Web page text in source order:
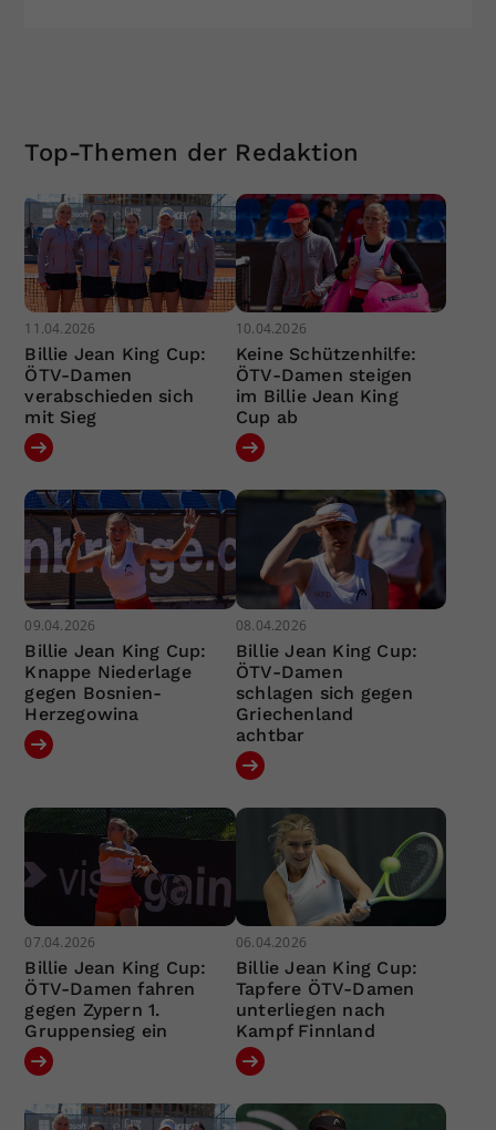
Top-Themen der Redaktion
11.04.2026
Billie Jean King Cup:
ÖTV-Damen
verabschieden sich
mit Sieg
10.04.2026
Keine Schützenhilfe:
ÖTV-Damen steigen
im Billie Jean King
Cup ab
09.04.2026
Billie Jean King Cup:
Knappe Niederlage
gegen Bosnien-
Herzegowina
08.04.2026
Billie Jean King Cup:
ÖTV-Damen
schlagen sich gegen
Griechenland
achtbar
07.04.2026
Billie Jean King Cup:
ÖTV-Damen fahren
gegen Zypern 1.
Gruppensieg ein
06.04.2026
Billie Jean King Cup:
Tapfere ÖTV-Damen
unterliegen nach
Kampf Finnland